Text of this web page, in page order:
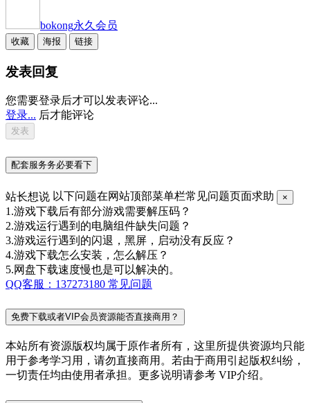
bokong永久会员
收藏 海报 链接
发表回复
您需要登录后才可以发表评论...
登录... 后才能评论
配套服务务必要看下
站长想说 以下问题在网站顶部菜单栏常见问题页面求助 ×
1.游戏下载后有部分游戏需要解压码？
2.游戏运行遇到的电脑组件缺失问题？
3.游戏运行遇到的闪退，黑屏，启动没有反应？
4.游戏下载怎么安装，怎么解压？
5.网盘下载速度慢也是可以解决的。
QQ客服：137273180 常见问题
免费下载或者VIP会员资源能否直接商用？
本站所有资源版权均属于原作者所有，这里所提供资源均只能
用于参考学习用，请勿直接商用。若由于商用引起版权纠纷，
一切责任均由使用者承担。更多说明请参考 VIP介绍。